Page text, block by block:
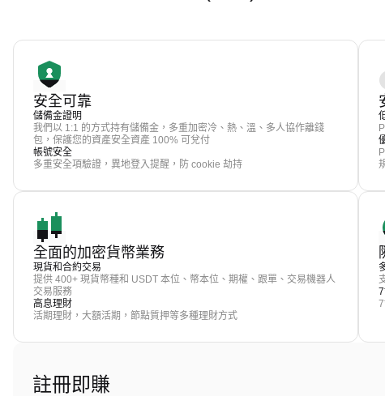
安全可靠
儲備金證明
我們以 1:1 的方式持有儲備金，多重加密冷、熱、溫、多人協作離錢
包，保護您的資產安全資產 100% 可兌付
帳號安全
多重安全項驗證，異地登入提醒，防 cookie 劫持
全面的加密貨幣業務
現貨和合約交易
提供 400+ 現貨幣種和 USDT 本位、幣本位、期權、跟單、交易機器人
交易服務
高息理財
活期理財，大額活期，節點質押等多種理財方式
註冊即賺